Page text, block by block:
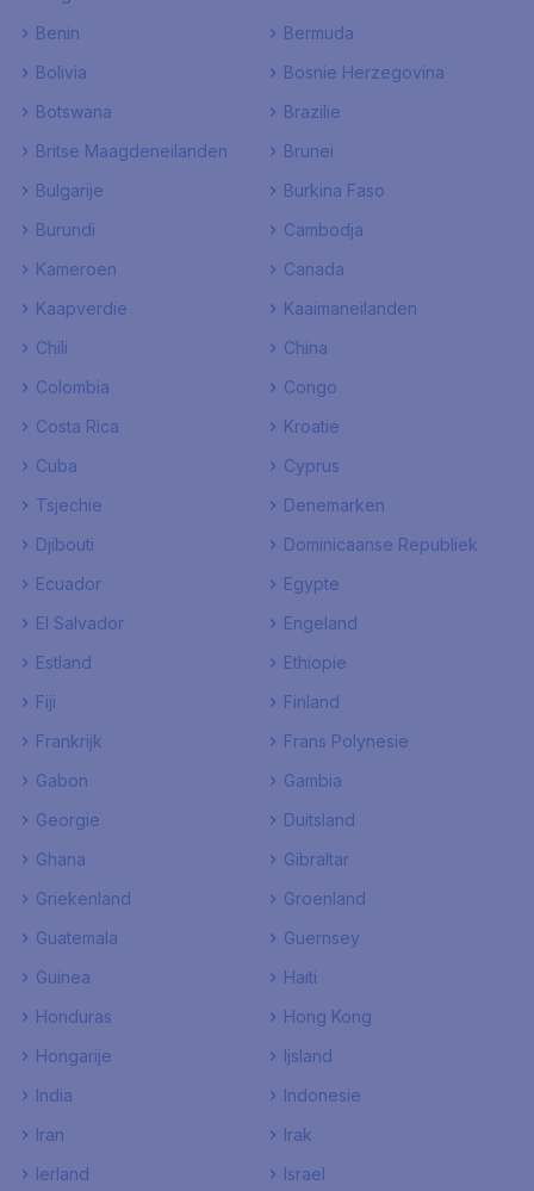
Benin
Bermuda
Bolivia
Bosnie Herzegovina
Botswana
Brazilie
Britse Maagdeneilanden
Brunei
Bulgarije
Burkina Faso
Burundi
Cambodja
Kameroen
Canada
Kaapverdie
Kaaimaneilanden
Chili
China
Colombia
Congo
Costa Rica
Kroatie
Cuba
Cyprus
Tsjechie
Denemarken
Djibouti
Dominicaanse Republiek
Ecuador
Egypte
El Salvador
Engeland
Estland
Ethiopie
Fiji
Finland
Frankrijk
Frans Polynesie
Gabon
Gambia
Georgie
Duitsland
Ghana
Gibraltar
Griekenland
Groenland
Guatemala
Guernsey
Guinea
Haiti
Honduras
Hong Kong
Hongarije
Ijsland
India
Indonesie
Iran
Irak
Ierland
Israel